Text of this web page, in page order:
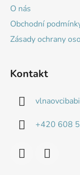
O nás
Obchodní
Zásady ochrany
Kontakt
+420 608